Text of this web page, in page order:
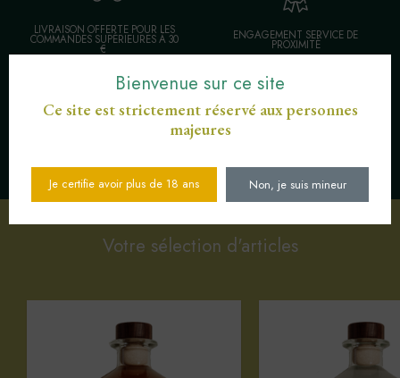
LIVRAISON OFFERTE POUR LES
COMMANDES SUPÉRIEURES À 30
€
ENGAGEMENT SERVICE DE
PROXIMITÉ
03 89 82 40 37
Votre sélection d'articles
Bienvenue sur ce site
Ce site est strictement réservé aux personnes
majeures
Je certifie avoir plus de 18 ans Non, je suis mineur